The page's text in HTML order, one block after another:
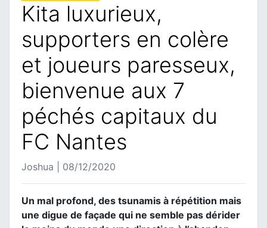
Kita luxurieux,
supporters en colère
et joueurs paresseux,
bienvenue aux 7
péchés capitaux du
FC Nantes
Joshua | 08/12/2020
Un mal profond, des tsunamis à répétition mais
une digue de façade qui ne semble pas dérider